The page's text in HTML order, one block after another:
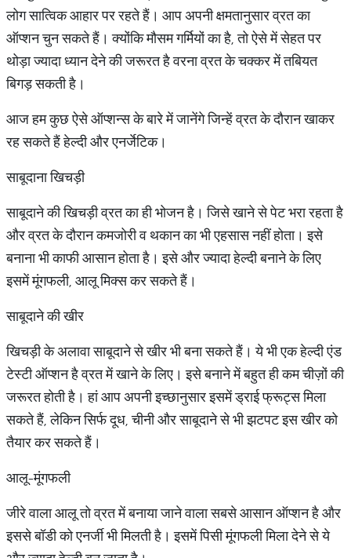
लोग सात्विक आहार पर रहते हैं। आप अपनी क्षमतानुसार व्रत का
ऑप्शन चुन सकते हैं। क्योंकि मौसम गर्मियों का है, तो ऐसे में सेहत पर
थोड़ा ज्यादा ध्यान देने की जरूरत है वरना व्रत के चक्कर में तबियत
बिगड़ सकती है।
आज हम कुछ ऐसे ऑप्शन्स के बारे में जानेंगे जिन्हें व्रत के दौरान खाकर
रह सकते हैं हेल्दी और एनर्जेटिक।
साबूदाना खिचड़ी
साबूदाने की खिचड़ी व्रत का ही भोजन है। जिसे खाने से पेट भरा रहता है
और व्रत के दौरान कमजोरी व थकान का भी एहसास नहीं होता। इसे
बनाना भी काफी आसान होता है। इसे और ज्यादा हेल्दी बनाने के लिए
इसमें मूंगफली, आलू मिक्स कर सकते हैं।
साबूदाने की खीर
खिचड़ी के अलावा साबूदाने से खीर भी बना सकते हैं। ये भी एक हेल्दी एंड
टेस्टी ऑप्शन है व्रत में खाने के लिए। इसे बनाने में बहुत ही कम चीज़ों की
जरूरत होती है। हां आप अपनी इच्छानुसार इसमें ड्राई फ्रूट्स मिला
सकते हैं, लेकिन सिर्फ दूध, चीनी और साबूदाने से भी झटपट इस खीर को
तैयार कर सकते हैं।
आलू-मूंगफली
जीरे वाला आलू तो व्रत में बनाया जाने वाला सबसे आसान ऑप्शन है और
इससे बॉडी को एनर्जी भी मिलती है। इसमें पिसी मूंगफली मिला देने से ये